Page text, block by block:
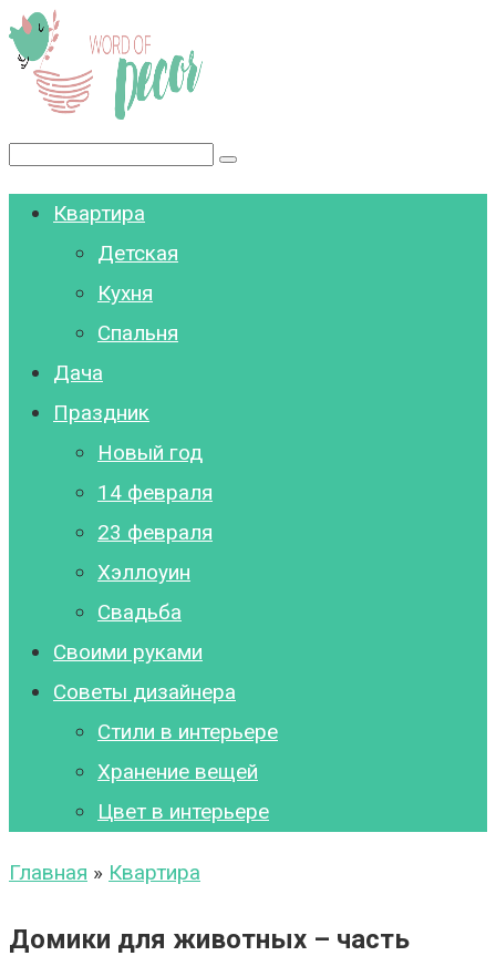
Перейти
к
контенту
Поиск:
Квартира
Детская
Кухня
Спальня
Дача
Праздник
Новый год
14 февраля
23 февраля
Хэллоуин
Свадьба
Своими руками
Советы дизайнера
Стили в интерьере
Хранение вещей
Цвет в интерьере
Главная » Квартира
Домики для животных – часть